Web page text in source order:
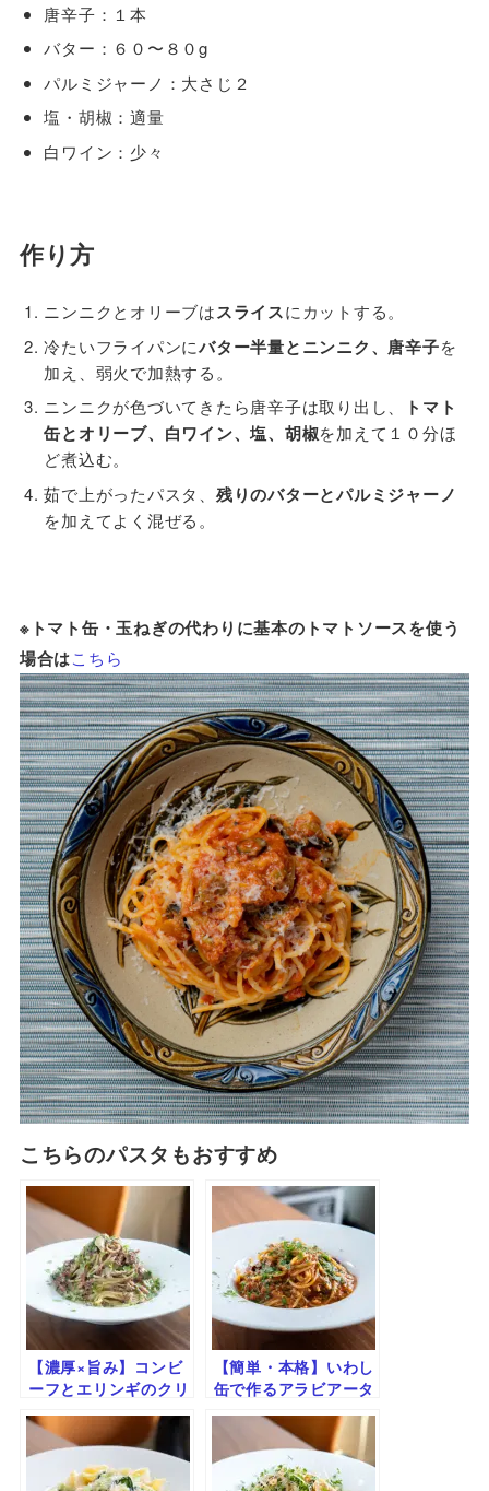
唐辛子：１本
バター：６０〜８０g
パルミジャーノ：大さじ２
塩・胡椒：適量
白ワイン：少々
作り方
ニンニクとオリーブはスライスにカットする。
冷たいフライパンにバター半量とニンニク、唐辛子を
加え、弱火で加熱する。
ニンニクが色づいてきたら唐辛子は取り出し、
トマト
缶とオリーブ、白ワイン、塩、胡椒を加えて１０分ほ
ど煮込む。
茹で上がったパスタ、 残りのバターとパルミジャーノ
を加えてよく混ぜる。
※トマト缶・玉ねぎの代わりに基本のトマトソースを使う
場合はこちら
こちらのパスタもおすすめ
【濃厚×旨み】コンビ
ーフとエリンギのクリ
旨レシピ
【簡単・本格】いわし
缶で作るアラビアータ
トマトパスタ